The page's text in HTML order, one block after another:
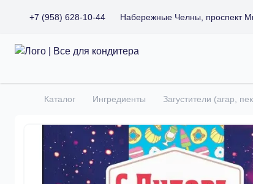
+7 (958) 628-10-44 Набережные Челны, проспект
Все для кондитера
Главная
Каталог Ингредиенты Загустители (агар,